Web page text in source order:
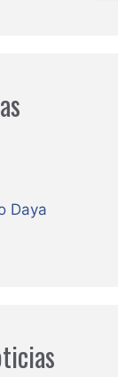
Daya